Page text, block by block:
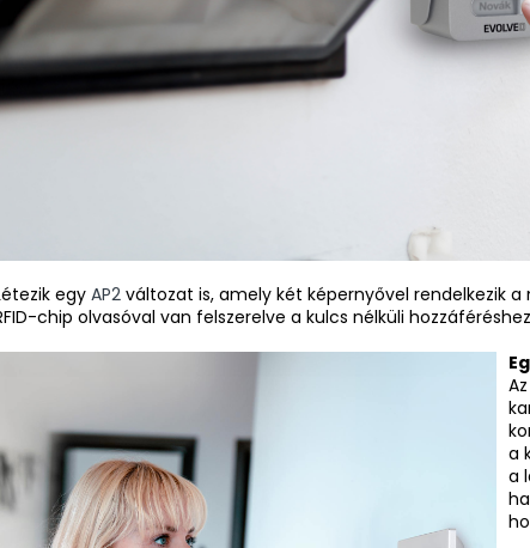
egy AP2 változat is, amely két képernyővel rendelkezik
chip olvasóval van felszerelve a kulcs nélküli
a
a